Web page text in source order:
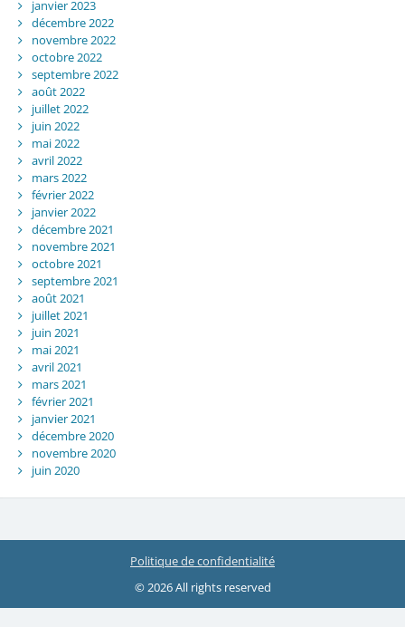
janvier 2023
décembre 2022
novembre 2022
octobre 2022
septembre 2022
août 2022
juillet 2022
juin 2022
mai 2022
avril 2022
mars 2022
février 2022
janvier 2022
décembre 2021
novembre 2021
octobre 2021
septembre 2021
août 2021
juillet 2021
juin 2021
mai 2021
avril 2021
mars 2021
février 2021
janvier 2021
décembre 2020
novembre 2020
juin 2020
Politique de confidentialité
© 2026 All rights reserved